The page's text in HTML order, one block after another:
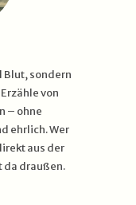
Blut, sondern
von
– ohne
ehrlich. Wer
aus der
da draußen.